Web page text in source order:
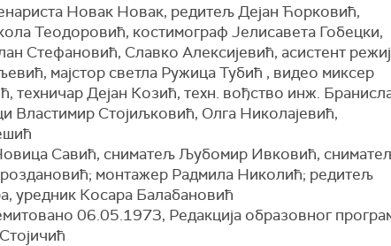
Новак Новак, редитељ Дејан Ћорковић,
Теодоровић, костимограф Јелисавета Гобецки,
Стефановић, Славко Алексијевић, асистент
мајстор светла Ружица Тубић , видео миксер
техничар Дејан Козић, техн. вођство инж.
Властимир Стојиљковић, Олга Николајевић,
Савић, сниматељ Љубомир Ивковић,
монтажер Радмила Николић; редитељ
уредник Косара Балабановић
06.05.1973, Редакција образовног